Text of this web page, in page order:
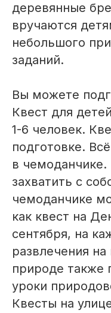
деревянные
вручаются
небольшого
заданий.
Вы можете
Квест для
1-6 человек.
подготовке.
в
захватить с
чемоданчике
как квест на
сентября, на
развлечения на
природе также
уроки
Квесты на